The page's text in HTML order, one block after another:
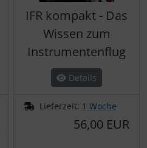
IFR kompakt - Das
Wissen zum
Instrumentenflug
Details
Lieferzeit: 1 Woche
56,00 EUR